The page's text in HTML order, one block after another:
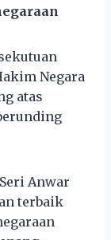
Negara
atas
Anwar
terbaik